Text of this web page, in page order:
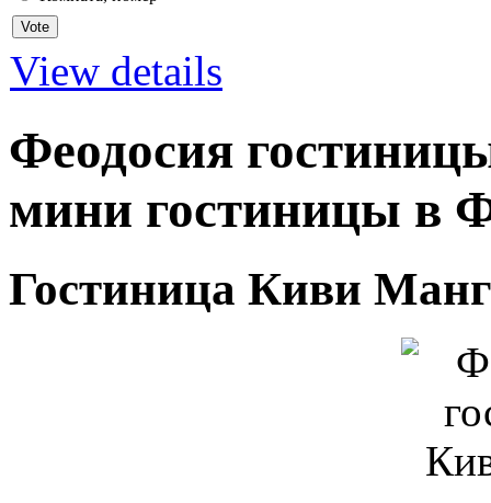
View details
Феодосия
мини гостиницы в
Гостиница Киви